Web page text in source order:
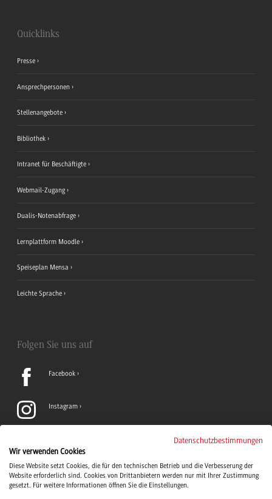
Quicklinks
Presse
Ansprechpersonen
Stellenangebote
Bibliothek
Intranet für Beschäftigte
Webmail-Zugang
Dualis-Notenabfrage
Lernplattform Moodle
Speiseplan Mensa
Leichte Sprache
Folgen Sie uns auf
Facebook
Instagram
TikTok
Datenschutzbestimmungen
Wir verwenden Cookies
Diese Website setzt Cookies, die für den technischen Betrieb und die Verbesserung der
Website erforderlich sind. Cookies von Drittanbietern werden nur mit Ihrer Zustimmung
gesetzt. Für weitere Informationen öffnen Sie die Einstellungen.